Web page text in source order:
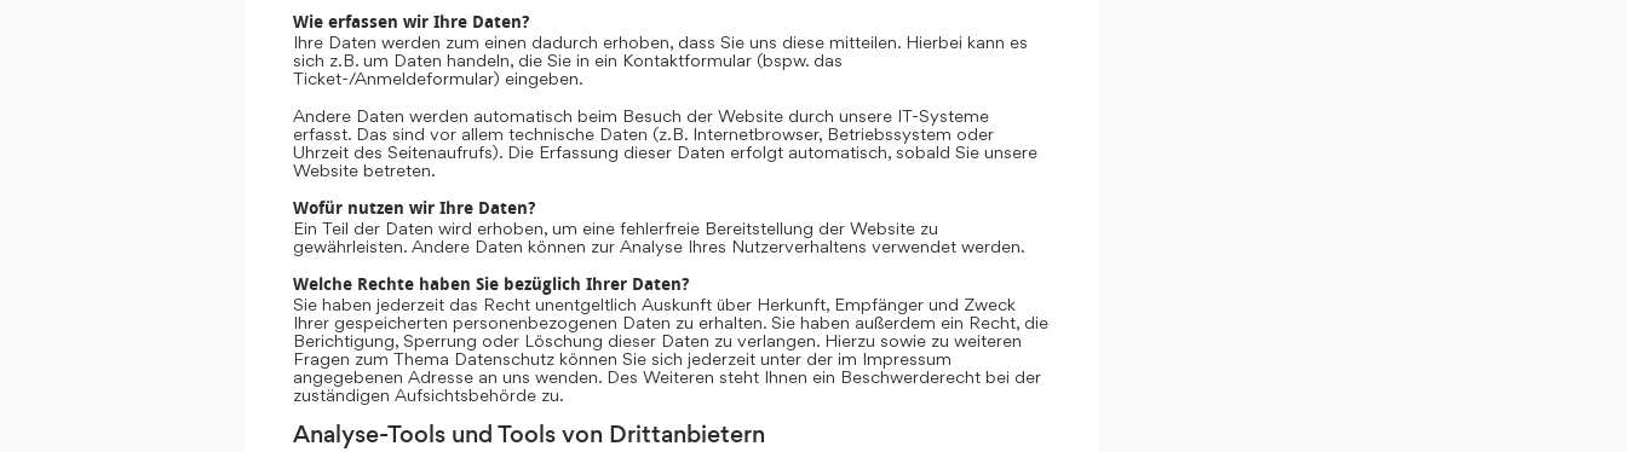
Wie erfassen wir Ihre Daten?
Ihre Daten werden zum einen dadurch erhoben, dass Sie uns diese mitteilen. Hierbei kann es
sich z.B. um Daten handeln, die Sie in ein Kontaktformular (bspw. das
Ticket-/Anmeldeformular) eingeben.
Andere Daten werden automatisch beim Besuch der Website durch unsere IT-Systeme
erfasst. Das sind vor allem technische Daten (z.B. Internetbrowser, Betriebssystem oder
Uhrzeit des Seitenaufrufs). Die Erfassung dieser Daten erfolgt automatisch, sobald Sie unsere
Website betreten.
Wofür nutzen wir Ihre Daten?
Ein Teil der Daten wird erhoben, um eine fehlerfreie Bereitstellung der Website zu
gewährleisten. Andere Daten können zur Analyse Ihres Nutzerverhaltens verwendet werden.
Welche Rechte haben Sie bezüglich Ihrer Daten?
Sie haben jederzeit das Recht unentgeltlich Auskunft über Herkunft, Empfänger und Zweck
Ihrer gespeicherten personenbezogenen Daten zu erhalten. Sie haben außerdem ein Recht, die
Berichtigung, Sperrung oder Löschung dieser Daten zu verlangen. Hierzu sowie zu weiteren
Fragen zum Thema Datenschutz können Sie sich jederzeit unter der im Impressum
angegebenen Adresse an uns wenden. Des Weiteren steht Ihnen ein Beschwerderecht bei der
zuständigen Aufsichtsbehörde zu.
Analyse-Tools und Tools von Drittanbietern